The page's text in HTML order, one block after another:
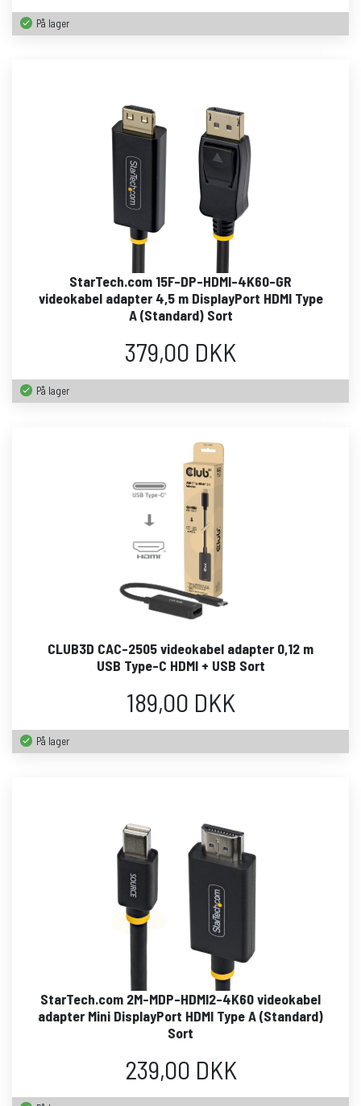
På lager
StarTech.com 15F-DP-HDMI-4K60-GR
videokabel adapter 4,5 m DisplayPort HDMI Type
A (Standard) Sort
379,00 DKK
På lager
CLUB3D CAC-2505 videokabel adapter 0,12 m
USB Type-C HDMI + USB Sort
189,00 DKK
På lager
StarTech.com 2M-MDP-HDMI2-4K60 videokabel
adapter Mini DisplayPort HDMI Type A (Standard)
Sort
239,00 DKK